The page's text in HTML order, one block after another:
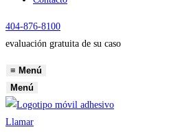
404-876-8100
evaluación gratuita de su caso
≡ Menú
Menú
Llamar